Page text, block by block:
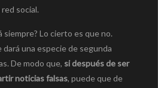
social.
siempre? Lo cierto es que no.
una especie de segunda
De modo que, si después de ser
noticias falsas, puede que de